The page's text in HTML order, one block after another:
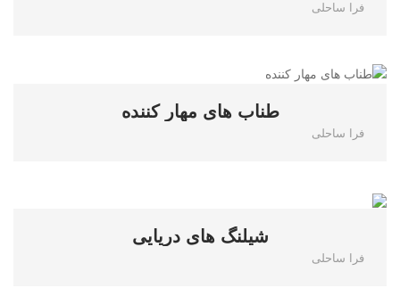
فرا ساحلی
طناب های مهار کننده
فرا ساحلی
شیلنگ های دریایی
فرا ساحلی